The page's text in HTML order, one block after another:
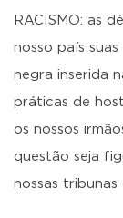
RACISMO: as
nosso país
negra inserida
práticas de
os nossos
questão seja
nossas tribunas